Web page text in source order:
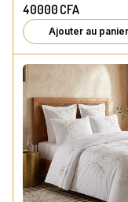
40000 CFA
Ajouter au